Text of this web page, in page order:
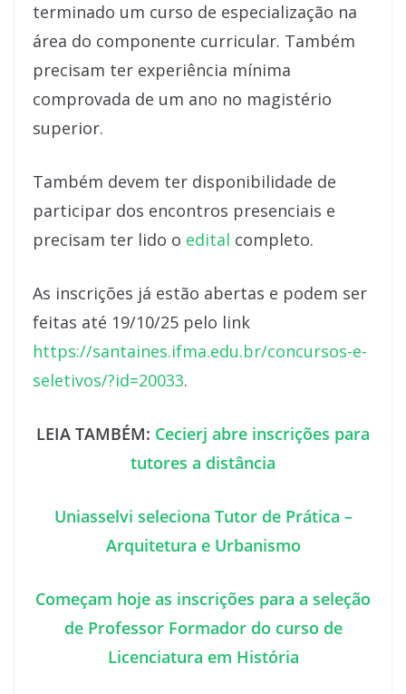
terminado um curso de especialização na
área do componente curricular. Também
precisam ter experiência mínima
comprovada de um ano no magistério
superior.
Também devem ter disponibilidade de
participar dos encontros presenciais e
precisam ter lido o edital completo.
As inscrições já estão abertas e podem ser
feitas até 19/10/25 pelo link
https://santaines.ifma.edu.br/concursos-e-
seletivos/?id=20033.
LEIA TAMBÉM: Cecierj abre inscrições para
tutores a distância
Uniasselvi seleciona Tutor de Prática –
Arquitetura e Urbanismo
Começam hoje as inscrições para a seleção
de Professor Formador do curso de
Licenciatura em História